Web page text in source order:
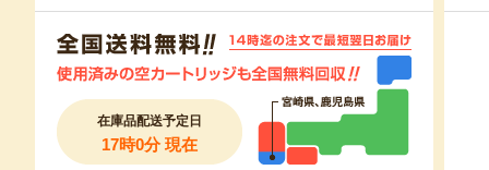
在庫品配送予定日
17時0分 現在